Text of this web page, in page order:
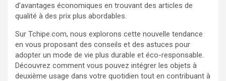
d’avantages économiques en trouvant des articles de
qualité à des prix plus abordables.
Sur Tchipe.com, nous explorons cette nouvelle tendance
en vous proposant des conseils et des astuces pour
adopter un mode de vie plus durable et éco-responsable.
Découvrez comment vous pouvez intégrer les objets à
deuxième usage dans votre quotidien tout en contribuant à